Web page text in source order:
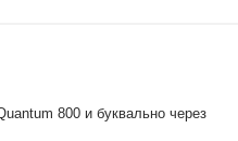
800 и буквально через